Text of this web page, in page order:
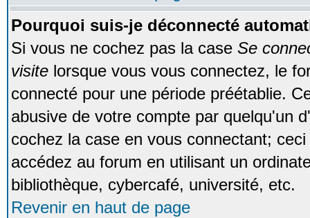
Pourquoi suis-je déconnecté
Si vous ne cochez pas la case Se
visite lorsque vous vous connectez, le
connecté pour une période préétablie.
abusive de votre compte par quelqu'un
cochez la case en vous connectant;
accédez au forum en utilisant un
bibliothèque, cybercafé, université, etc.
Revenir en haut de page